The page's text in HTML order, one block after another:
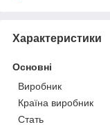
Характеристики
Основні
Виробник
Країна виробник
Стать